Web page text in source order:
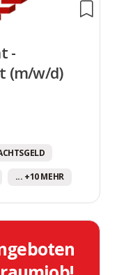
-
(m/w/d)
... +10 MEHR